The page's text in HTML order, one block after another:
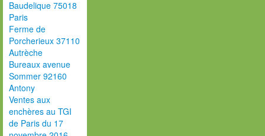
Baudelique 75018
Paris
Ferme de
Porcherieux 37110
Autrèche
Bureaux avenue
Sommer 92160
Antony
Ventes aux
enchères au TGI
de Paris du 17